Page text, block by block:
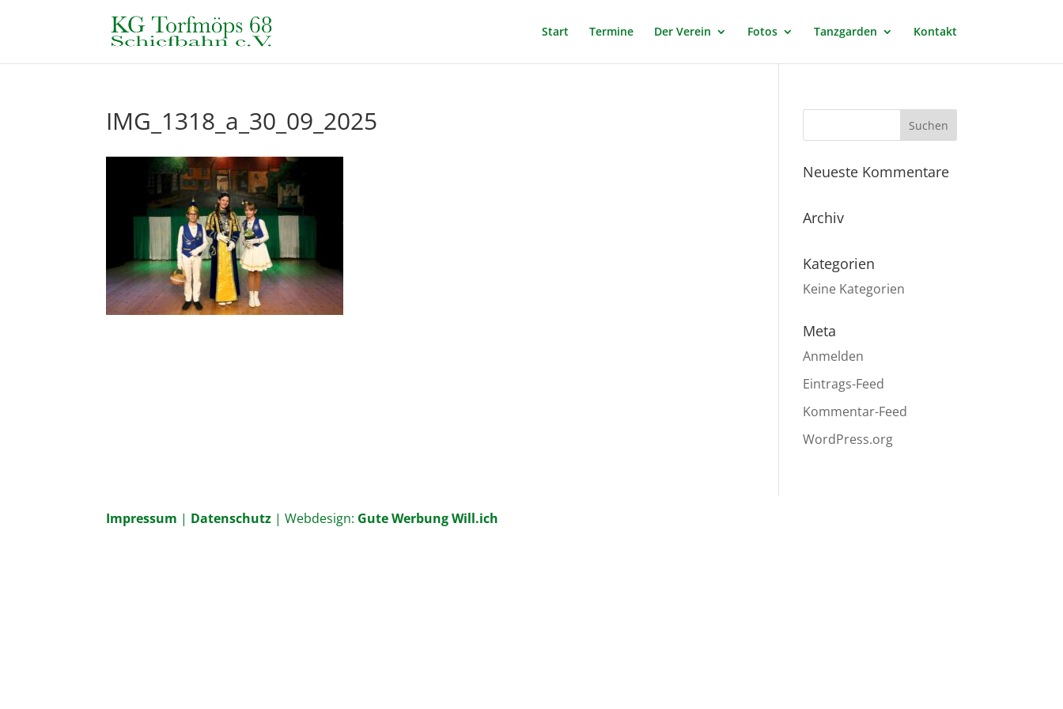
Start Termine Der Verein Fotos Tanzgarden Kontakt
IMG_1318_a_30_09_2025
Neueste Kommentare
Archiv
Kategorien
Keine Kategorien
Meta
Anmelden
Eintrags-Feed
Kommentar-Feed
WordPress.org
Impressum | Datenschutz | Webdesign: Gute Werbung Will.ich